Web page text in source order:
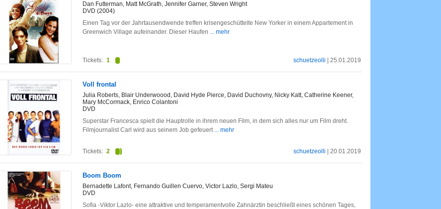
Dan Futterman, Matt McGrath, Jennifer Garner, Steven Wright
DVD (2004)
Einen Tag vor der Jahrtausendwende treffen krisengeschüttelte New Yorker in einem Appartement in
Greenwich Village aufeinander. Dieser Haufen ... mehr
schuetzeolli | 25.01.2019
Tickets: 1
Voll frontal
Julia Roberts, Blair Underwoood, David Hyde Pierce, David Duchovny, Nicky Katt, Catherine Keener,
Mary McCormack, Enrico Colantoni
DVD
Superstar Francesca spielt die Hauptrolle in ihrem neuen Film, in dem sich alles nur um Film dreht.
Filmjournalist Carl wird aus seinem Job gefeuert ... mehr
schuetzeolli | 20.01.2019
Tickets: 2
Boom Boom
Bernadette Lafont, Fernando Guillen Cuervo, Victor Lazlo, Sergi Mateu
DVD
Sofia -Viktor Lazlo- eine attraktive und temperamentvolle Zahnärztin beschließt eines schönen Tages,